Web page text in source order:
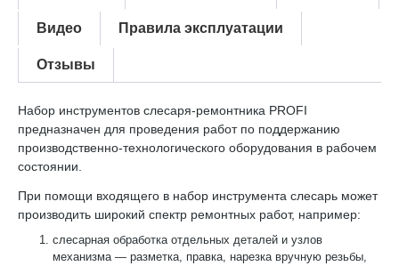
Видео Правила эксплуатации
Отзывы
Набор инструментов слесаря-ремонтника PROFI
предназначен для проведения работ по поддержанию
производственно-технологического оборудования в рабочем
состоянии.
При помощи входящего в набор инструмента слесарь может
производить широкий спектр ремонтных работ, например:
слесарная обработка отдельных деталей и узлов
механизма — разметка, правка, нарезка вручную резьбы,